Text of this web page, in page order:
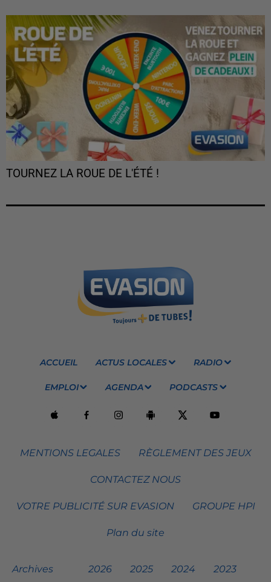
TOURNEZ LA ROUE DE L'ÉTÉ !
ACCUEIL ACTUS LOCALES RADIO
EMPLOI AGENDA PODCASTS
MENTIONS LEGALES RÈGLEMENT DES JEUX
CONTACTEZ NOUS
VOTRE PUBLICITÉ SUR EVASION GROUPE HPI
Plan du site
Archives 2026 2025 2024 2023